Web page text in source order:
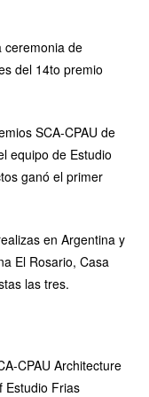
ceremonia de
del 14to premio
SCA-CPAU de
equipo de Estudio
ganó el primer
en Argentina y
El Rosario, Casa
las tres.
CPAU Architecture
Estudio Frias